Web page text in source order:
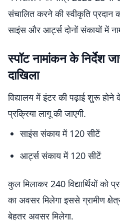
संचालित करने की स्वीकृति प्रदान
साइंस और आर्ट्स दोनों संकायों में
स्पॉट नामांकन के निर्देश
दाखिला
विद्यालय में इंटर की पढ़ाई शुरू होने
प्रक्रिया लागू की जाएगी.
साइंस संकाय में 120 सीटें
आर्ट्स संकाय में 120 सीटें
कुल मिलाकर 240 विद्यार्थियों को
का अवसर मिलेगा इससे ग्रामीण
बेहतर अवसर मिलेगा.